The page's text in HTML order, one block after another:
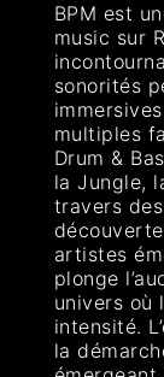
BPM est
music sur
sonorités
multiples
Drum &
la Jungle,
travers
artistes
plonge
univers où
intensité.
la